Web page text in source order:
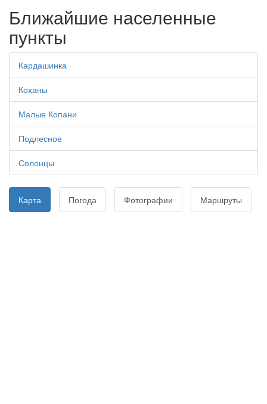
Ближайшие населенные
пункты
Кардашинка
Коханы
Малые Копани
Подлесное
Солонцы
Карта Погода Фотографии Маршруты